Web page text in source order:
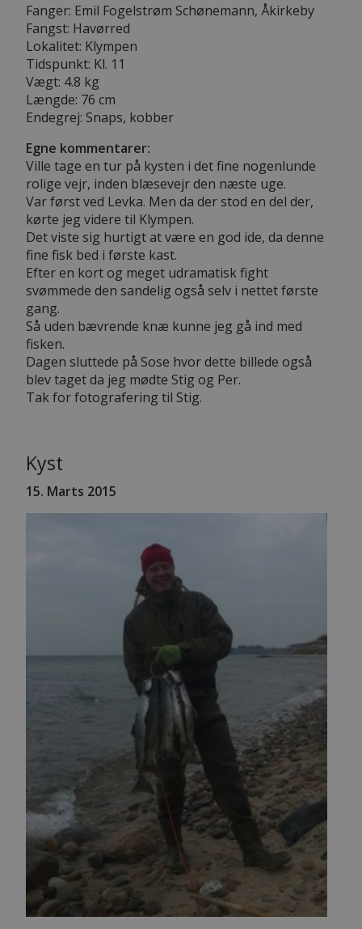
Fanger: Emil Fogelstrøm Schønemann, Åkirkeby
Fangst: Havørred
Lokalitet: Klympen
Tidspunkt: Kl. 11
Vægt: 4.8 kg
Længde: 76 cm
Endegrej: Snaps, kobber
Egne kommentarer:
Ville tage en tur på kysten i det fine nogenlunde
rolige vejr, inden blæsevejr den næste uge.
Var først ved Levka. Men da der stod en del der,
kørte jeg videre til Klympen.
Det viste sig hurtigt at være en god ide, da denne
fine fisk bed i første kast.
Efter en kort og meget udramatisk fight
svømmede den sandelig også selv i nettet første
gang.
Så uden bævrende knæ kunne jeg gå ind med
fisken.
Dagen sluttede på Sose hvor dette billede også
blev taget da jeg mødte Stig og Per.
Tak for fotografering til Stig.
Kyst
15. Marts 2015